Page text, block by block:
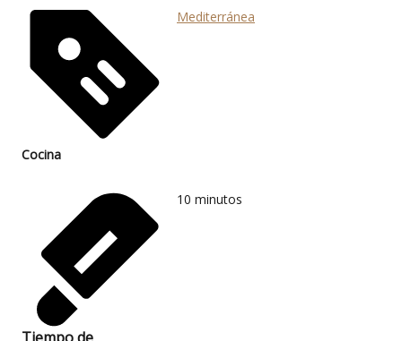
Cocina
Mediterránea
10 minutos